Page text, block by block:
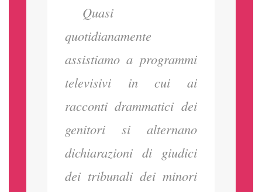
Quasi
quotidianamente
assistiamo a programmi
televisivi in cui ai
racconti drammatici dei
genitori si alternano
dichiarazioni di giudici
dei tribunali dei minori